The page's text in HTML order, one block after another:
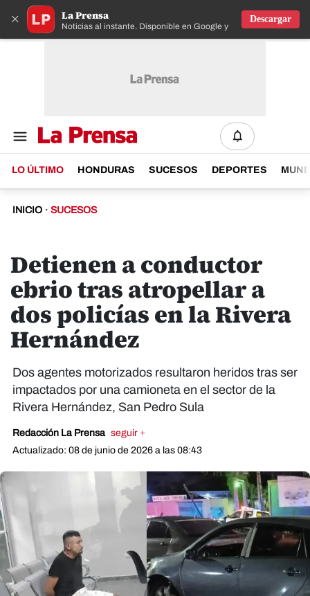
× La Prensa
Noticias al instante. Disponible en Google y IOS
Descargar
LO ÚLTIMO HONDURAS SUCESOS DEPORTES
INICIO · SUCESOS
Detienen a conductor
ebrio tras atropellar a
dos policías en la Rivera
Hernández
Dos agentes motorizados resultaron heridos tras ser
impactados por una camioneta en el sector de la
Rivera Hernández, San Pedro Sula
Redacción La Prensa seguir +
Actualizado: 08 de junio de 2026 a las 08:43